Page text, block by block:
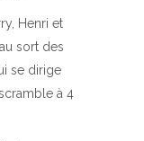
Henri et
sort des
se dirige
à 4